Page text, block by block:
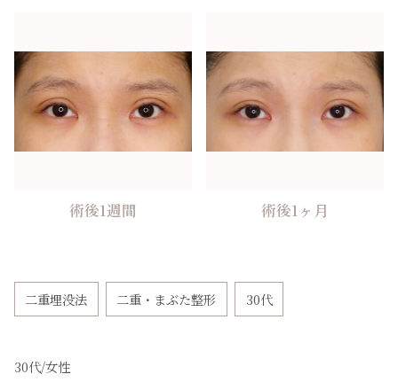
術後1週間 術後1ヶ月
二重埋没法 二重・まぶた整形 30代
30代/女性